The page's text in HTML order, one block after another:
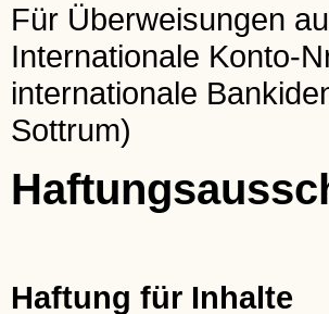
Für Überweisungen
Internationale Konto-
internationale
Sottrum)
Haftung für Inhalte